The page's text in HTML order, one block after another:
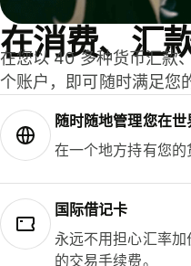
在消费、汇
在您以 40 多种货币汇款
个账户，即可随时满足您
随时随地管理您在世
在一个地方持有您的
国际借记卡
永远不用担心汇率
的交易手续费。